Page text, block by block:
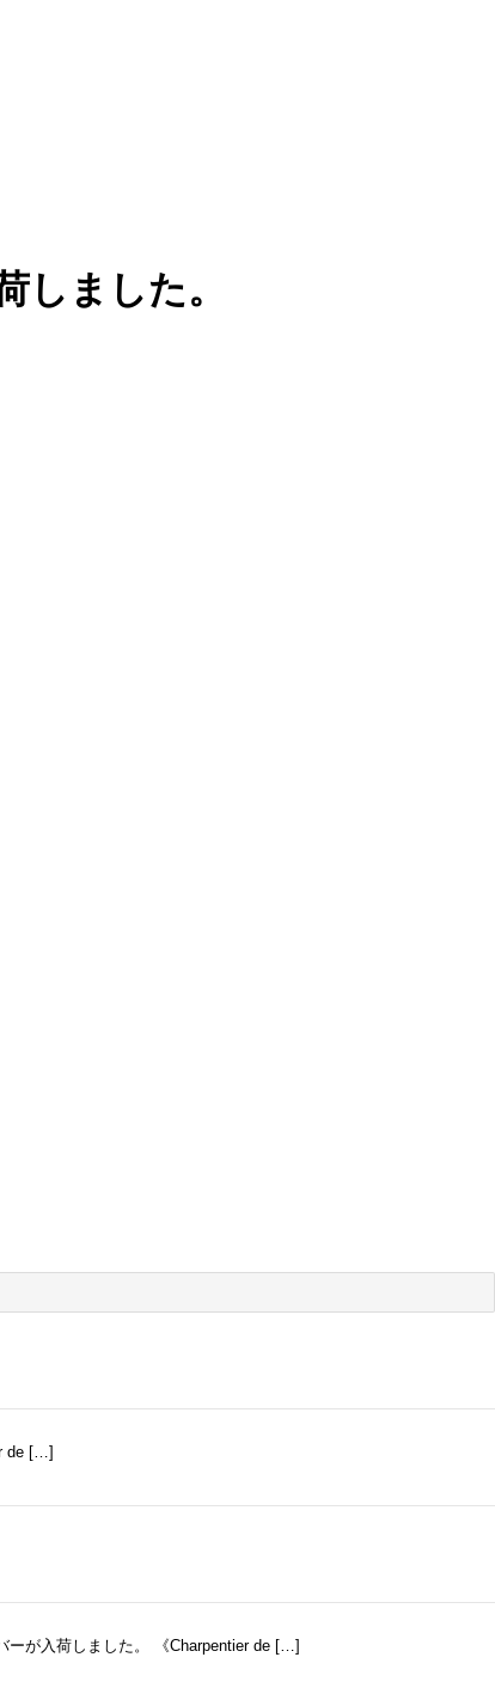
ました。
de […]
ーが入荷しました。 《Charpentier de […]